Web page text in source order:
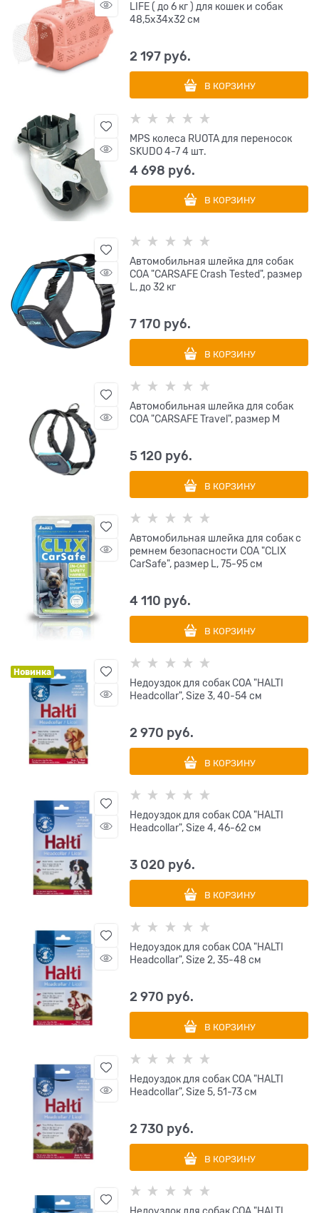
LIFE ( до 6 кг ) для кошек и собак
48,5х34х32 см
2 197 руб.
В КОРЗИНУ
MPS колеса RUOTA для переносок
SKUDO 4-7 4 шт.
4 698 руб.
В КОРЗИНУ
Автомобильная шлейка для собак
COA "CARSAFE Crash Tested", размер
L, до 32 кг
7 170 руб.
В КОРЗИНУ
Автомобильная шлейка для собак
COA "CARSAFE Travel", размер M
5 120 руб.
В КОРЗИНУ
Автомобильная шлейка для собак с
ремнем безопасности COA "CLIX
CarSafe", размер L, 75-95 см
4 110 руб.
В КОРЗИНУ
Новинка
Недоуздок для собак COA "HALTI
Headcollar", Size 3, 40-54 см
2 970 руб.
В КОРЗИНУ
Недоуздок для собак COA "HALTI
Headcollar", Size 4, 46-62 см
3 020 руб.
В КОРЗИНУ
Недоуздок для собак COA "HALTI
Headcollar", Size 2, 35-48 см
2 970 руб.
В КОРЗИНУ
Недоуздок для собак COA "HALTI
Headcollar", Size 5, 51-73 см
2 730 руб.
В КОРЗИНУ